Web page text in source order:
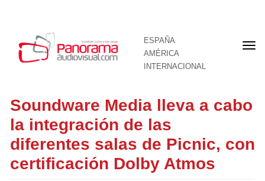
ESPAÑA
AMÉRICA
INTERNACIONAL
Soundware Media lleva a cabo
la integración de las
diferentes salas de Picnic, con
certificación Dolby Atmos